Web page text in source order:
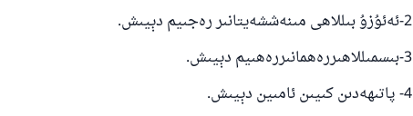
2-ئەئۇزۇ بىللاھى مىنەششەيتانىر رەجىيم دېيىش.
3-بىسمىللاھىررەھمانىررەھىيم دېيىش.
4- پاتىھەدىن كىيىن ئامىين دېيىش.